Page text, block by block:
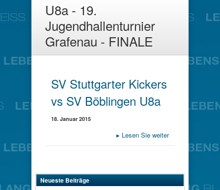
U8a - 19.
Jugendhallenturnier
Grafenau - FINALE
SV Stuttgarter Kickers
vs SV Böblingen U8a
18. Januar 2015
▸ Lesen Sie weiter
Neueste Beiträge